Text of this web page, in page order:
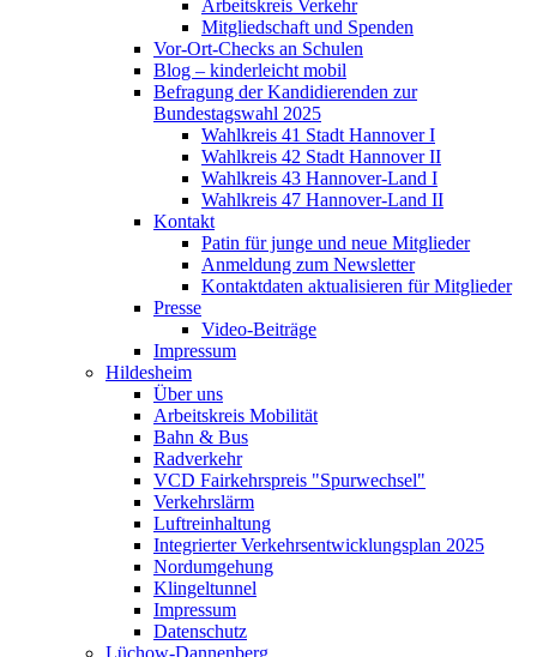
Arbeitskreis Verkehr
Mitgliedschaft und Spenden
Vor-Ort-Checks an Schulen
Blog – kinderleicht mobil
Befragung der Kandidierenden zur
Bundestagswahl 2025
Wahlkreis 41 Stadt Hannover I
Wahlkreis 42 Stadt Hannover II
Wahlkreis 43 Hannover-Land I
Wahlkreis 47 Hannover-Land II
Kontakt
Patin für junge und neue Mitglieder
Anmeldung zum Newsletter
Kontaktdaten aktualisieren für Mitglieder
Presse
Video-Beiträge
Impressum
Hildesheim
Über uns
Arbeitskreis Mobilität
Bahn & Bus
Radverkehr
VCD Fairkehrspreis "Spurwechsel"
Verkehrslärm
Luftreinhaltung
Integrierter Verkehrsentwicklungsplan 2025
Nordumgehung
Klingeltunnel
Impressum
Datenschutz
Lüchow-Dannenberg